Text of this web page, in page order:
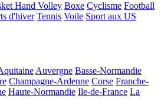
Hand Volley Boxe Cyclisme Football
d'hiver Tennis Voile Sport aux US
Auvergne Basse-Normandie
Champagne-Ardenne Corse Franche-
Haute-Normandie Ile-de-France La